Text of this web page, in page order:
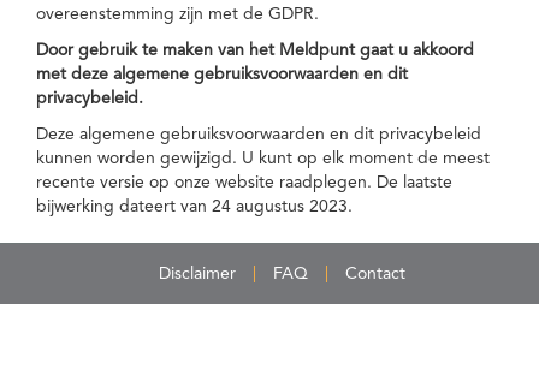
overeenstemming zijn met de GDPR.
Door gebruik te maken van het Meldpunt gaat u akkoord
met deze algemene gebruiksvoorwaarden en dit
privacybeleid.
Deze algemene gebruiksvoorwaarden en dit privacybeleid
kunnen worden gewijzigd. U kunt op elk moment de meest
recente versie op onze website raadplegen. De laatste
bijwerking dateert van 24 augustus 2023.
Disclaimer FAQ Contact